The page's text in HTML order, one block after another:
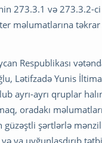
273.3.1 və
məlumatlarına
Respublikası
Lətifzadə Yunis
ayrı-ayrı qruplar
oradakı
güzəştli şərtlərlə
ya uyğunlaşdırıb